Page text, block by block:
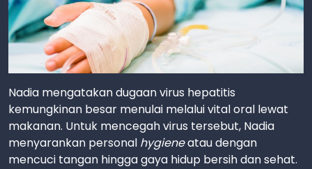
Nadia mengatakan dugaan virus hepatitis
kemungkinan besar menulai melalui vital oral lewat
makanan. Untuk mencegah virus tersebut, Nadia
menyarankan personal hygieneatau dengan
mencuci tangan hingga gaya hidup bersih dan sehat.